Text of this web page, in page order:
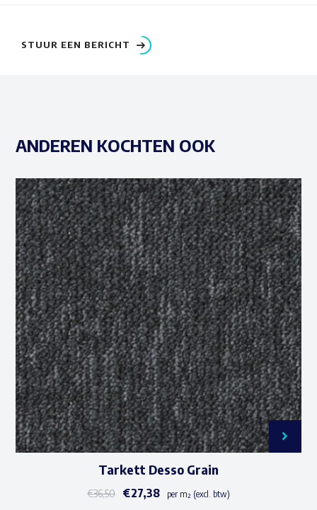
STUUR EEN BERICHT
ANDEREN KOCHTEN OOK
Tarkett Desso Grain
€36,50 €27,38 per m² (excl. btw)